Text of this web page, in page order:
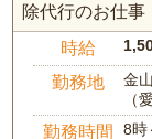
除代行のお仕事
時給
勤務地
金
（
勤務時間
8時